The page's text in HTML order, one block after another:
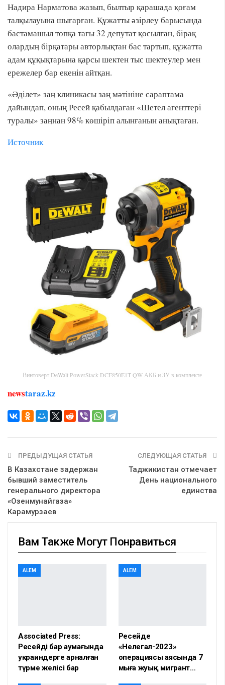
Надира Нарматова жазып, былтыр қарашада қоғам
талқылауына шығарған. Құжатты әзірлеу барысында
бастамашыл топқа тағы 32 депутат қосылған, бірақ
олардың бірқатары авторлықтан бас тартып, құжатта
адам құқықтарына қарсы шектен тыс шектеулер мен
ережелер бар екенін айтқан.
«Әділет» заң клиникасы заң мәтініне сараптама
дайындап, оның Ресей қабылдаған «Шетел агенттері
туралы» заңнан 98% көшіріп алынғанын анықтаған.
Источник
Винтоверт DeWalt PowerStack DCF850E1T-QW АКБ и ЗУ в комплекте
newstaraz.kz
ПРЕДЫДУЩАЯ СТАТЬЯ
В Казахстане задержан
бывший заместитель
генерального директора
«Озенмунайгаза»
Карамурзаев
СЛЕДУЮЩАЯ СТАТЬЯ
Таджикистан отмечает
День национального
единства
Вам Также Могут Понравиться
ALEM
Associated Press:
Ресейдің бар аумағында
украиндерге арналған
түрме желісі бар
ALEM
Ресейде
«Нелегал-2023»
операциясы аясында 7
мыңға жуық мигрант…